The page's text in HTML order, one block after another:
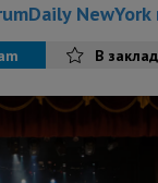
В